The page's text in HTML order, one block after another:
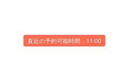
直近の予約可能時間：11:00